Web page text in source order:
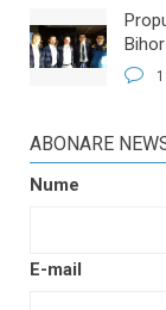
ABONARE
Nume
E-mail